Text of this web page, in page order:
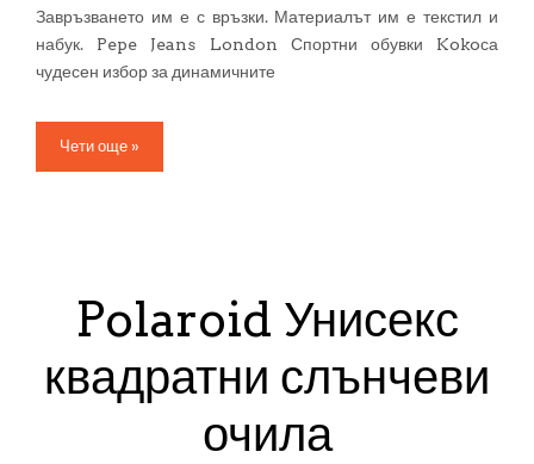
Завръзването им е с връзки. Материалът им е текстил и
набук. Pepe Jeans London Спортни обувки Kokoса
чудесен избор за динамичните
Чети още »
Polaroid Унисекс
квадратни слънчеви
очила